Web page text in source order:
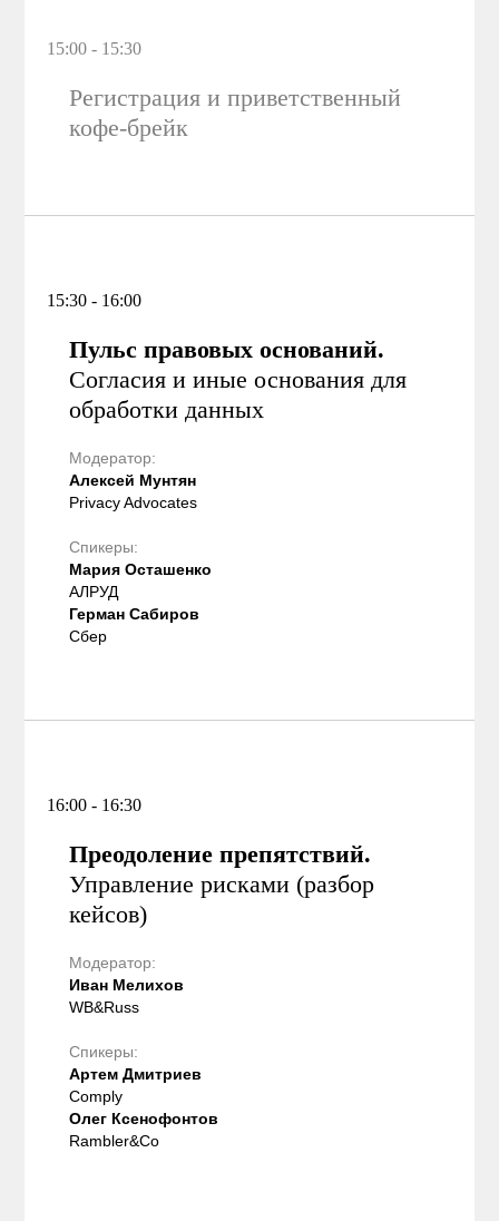
15:00 - 15:30
Регистрация и приветственный
кофе-брейк
15:30 - 16:00
Пульс правовых оснований.
Согласия и иные основания для
обработки данных
Модератор:
Алексей Мунтян
Privacy Advocates
Спикеры:
Мария Осташенко
АЛРУД
Герман Сабиров
Сбер
16:00 - 16:30
Преодоление препятствий.
Управление рисками (разбор
кейсов)
Модератор:
Иван Мелихов
WB&Russ
Спикеры:
Артем Дмитриев
Comply
Олег Ксенофонтов
Rambler&Co